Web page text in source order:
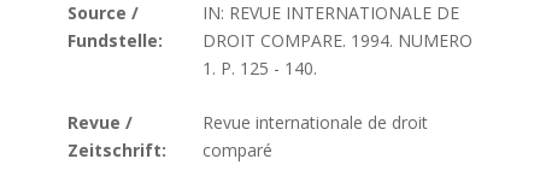
Source /
Fundstelle:
IN: REVUE INTERNATIONALE DE
DROIT COMPARE. 1994. NUMERO
1. P. 125 - 140.
Revue /
Zeitschrift:
Revue internationale de droit
comparé